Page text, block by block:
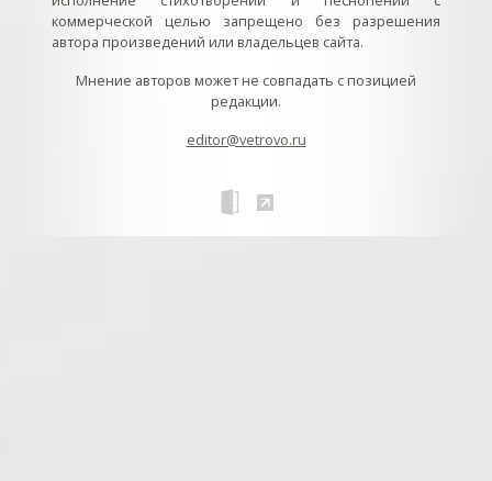
коммерческой целью запрещено без разрешения
автора произведений или владельцев сайта.
Мнение авторов может не совпадать с позицией
редакции.
editor@vetrovo.ru